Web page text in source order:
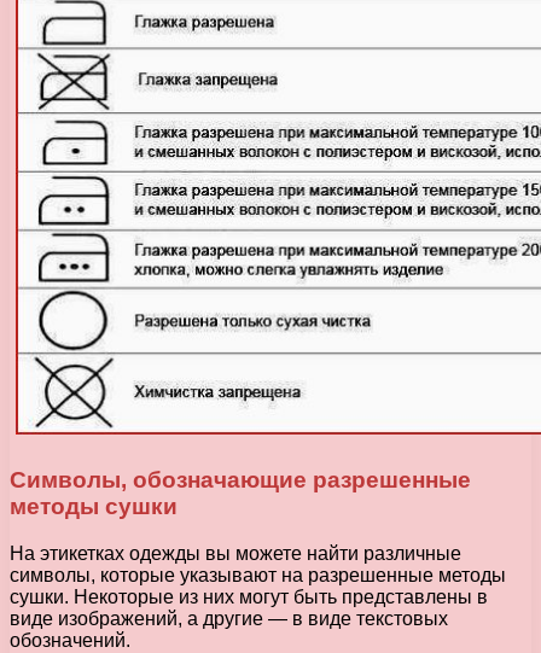
Символы, обозначающие разрешенные
методы сушки
На этикетках одежды вы можете найти различные
символы, которые указывают на разрешенные методы
сушки. Некоторые из них могут быть представлены в
виде изображений, а другие — в виде текстовых
обозначений.